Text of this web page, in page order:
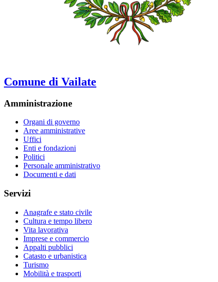
Comune di Vailate
Amministrazione
Organi di governo
Aree amministrative
Uffici
Enti e fondazioni
Politici
Personale amministrativo
Documenti e dati
Servizi
Anagrafe e stato civile
Cultura e tempo libero
Vita lavorativa
Imprese e commercio
Appalti pubblici
Catasto e urbanistica
Turismo
Mobilità e trasporti